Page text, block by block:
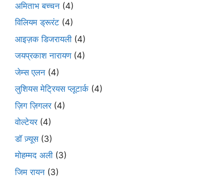
अमिताभ बच्चन (4)
विलियम ड्रूरंट (4)
आइज़क डिजरायली (4)
जयप्रकाश नारायण(4)
जेम्स एलन (4)
लुशियस मेट्रियस प्लूटार्क (4)
ज़िग ज़िगलर(4)
वोल्टेयर(4)
डॉ ज़्यूस(3)
मोहम्मद अली (3)
जिम रायन (3)